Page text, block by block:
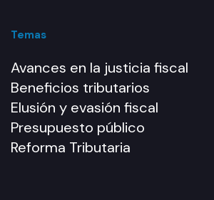
Temas
Avances en la justicia fiscal
Beneficios tributarios
Elusión y evasión fiscal
Presupuesto público
Reforma Tributaria